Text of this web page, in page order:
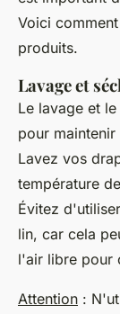
Voici
produits.
Lavage et
Le lavage et
pour
Lavez vos
température
Évitez
lin, car cela
l'air libre pour
Attention :